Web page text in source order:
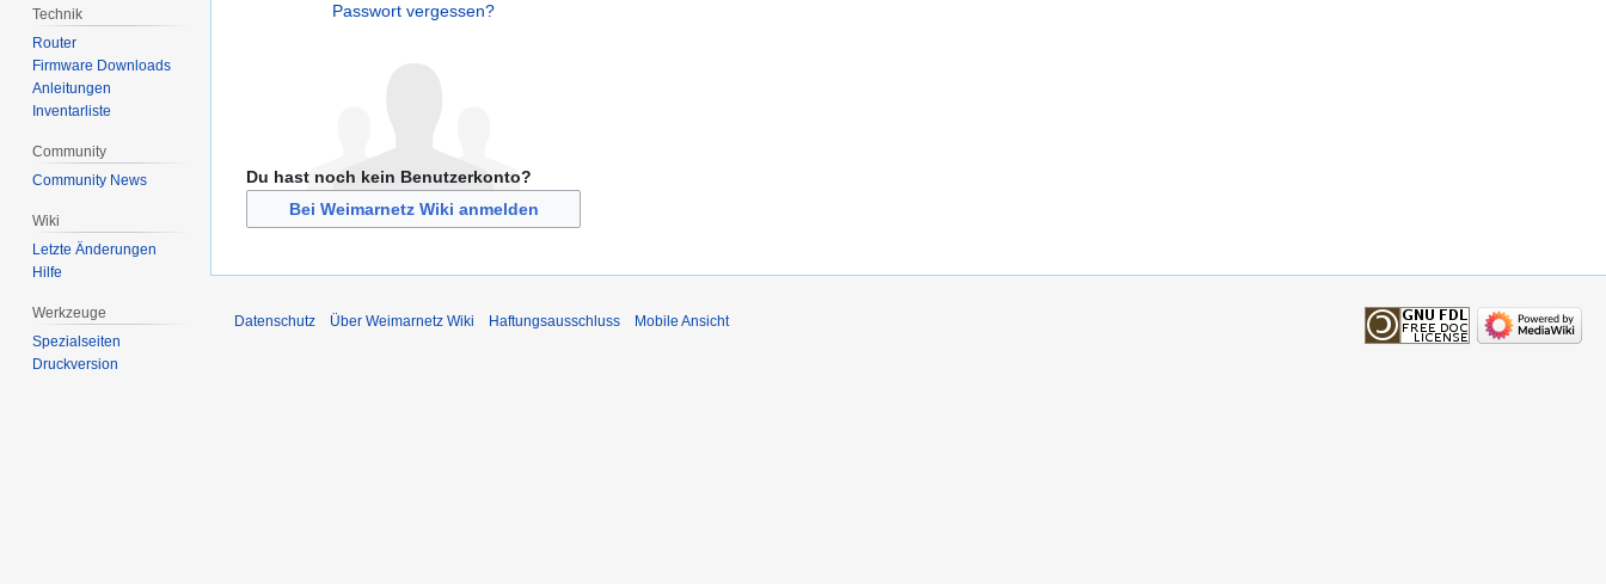
Passwort vergessen?
Du hast noch kein Benutzerkonto?
Bei Weimarnetz Wiki anmelden
Technik
Router
Firmware Downloads
Anleitungen
Inventarliste
Community
Community News
Wiki
Letzte Änderungen
Hilfe
Werkzeuge
Spezialseiten
Druckversion
Datenschutz Über Weimarnetz Wiki Haftungsausschluss Mobile Ansicht